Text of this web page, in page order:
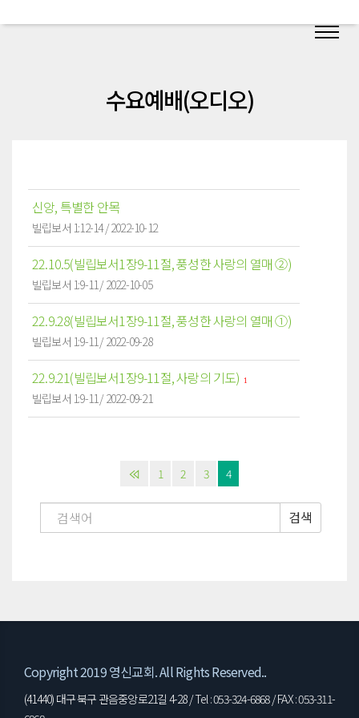
수요예배(오디오)
신앙, 특별한 안목
빌립보서 1:12-14 / 2022-10-12
22.10.5(빌립보서1장9-11절, 풍성한 사랑의 열매 ②)
빌립보서 1:9-11 / 2022-10-05
22.9.28(빌립보서1장9-11절, 풍성한 사랑의 열매 ①)
빌립보서 1:9-11 / 2022-09-28
22.9.21(빌립보서1장9-11절, 사랑의 기도) 1
빌립보서 1:9-11 / 2022-09-21
1 2 3 4
검색
Copyright 2019 영신교회. All Rights Reserved..
(41440) 대구 북구 관음중앙로21길 4-28 / Tel : 053-324-6868 / FAX : 053-311-